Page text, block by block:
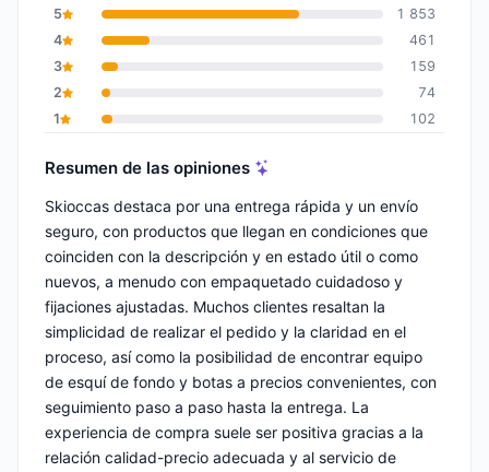
5
1 853
4
461
3
159
2
74
1
102
Resumen de las opiniones
Skioccas destaca por una entrega rápida y un envío
seguro, con productos que llegan en condiciones que
coinciden con la descripción y en estado útil o como
nuevos, a menudo con empaquetado cuidadoso y
fijaciones ajustadas. Muchos clientes resaltan la
simplicidad de realizar el pedido y la claridad en el
proceso, así como la posibilidad de encontrar equipo
de esquí de fondo y botas a precios convenientes, con
seguimiento paso a paso hasta la entrega. La
experiencia de compra suele ser positiva gracias a la
relación calidad-precio adecuada y al servicio de